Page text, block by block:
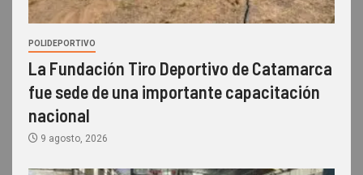
POLIDEPORTIVO
La Fundación Tiro Deportivo de Catamarca
fue sede de una importante capacitación
nacional
9 agosto, 2026